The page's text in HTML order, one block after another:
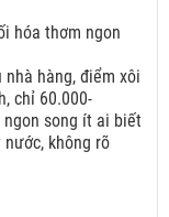
nhà hàng, điểm xôi
chỉ 60.000-
ngon song ít ai biết
không rõ